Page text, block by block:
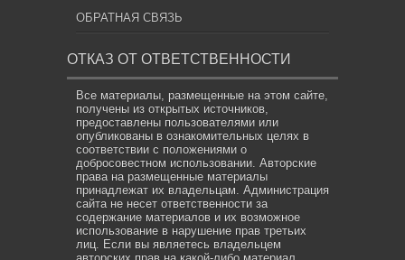
ОБРАТНАЯ СВЯЗЬ
ОТКАЗ ОТ ОТВЕТСТВЕННОСТИ
Все материалы, размещенные на этом сайте,
получены из открытых источников,
предоставлены пользователями или
опубликованы в ознакомительных целях в
соответствии с положениями о
добросовестном использовании. Авторские
права на размещенные материалы
принадлежат их владельцам. Администрация
сайта не несет ответственности за
содержание материалов и их возможное
использование в нарушение прав третьих
лиц. Если вы являетесь владельцем